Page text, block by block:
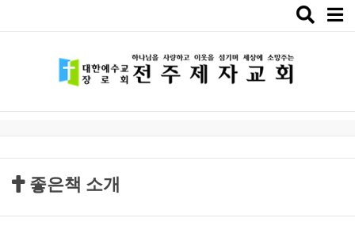
Toggle
좋은책 소개